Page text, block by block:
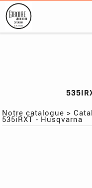
Notre catalogue >
535iRXT - Husqvarna